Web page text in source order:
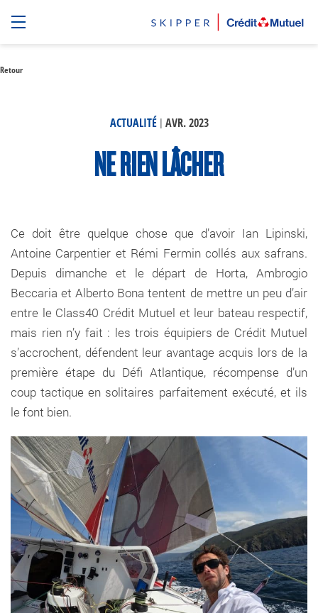
Retour
ACTUALITÉ| AVR. 2023
NE RIEN LÂCHER
Ce doit être quelque chose que d’avoir Ian Lipinski,
Antoine Carpentier et Rémi Fermin collés aux safrans.
Depuis dimanche et le départ de Horta, Ambrogio
Beccaria et Alberto Bona tentent de mettre un peu d’air
entre le Class40 Crédit Mutuel et leur bateau respectif,
mais rien n’y fait : les trois équipiers de Crédit Mutuel
s’accrochent, défendent leur avantage acquis lors de la
première étape du Défi Atlantique, récompense d’un
coup tactique en solitaires parfaitement exécuté, et ils
le font bien.